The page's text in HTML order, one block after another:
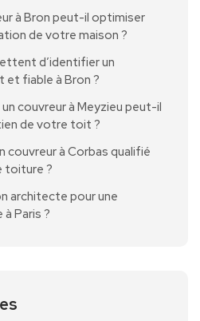
à Bron peut-il optimiser
de votre maison ?
d’identifier un
fiable à Bron ?
couvreur à Meyzieu peut-il
de votre toit ?
couvreur à Corbas qualifié
toiture ?
architecte pour une
Paris ?